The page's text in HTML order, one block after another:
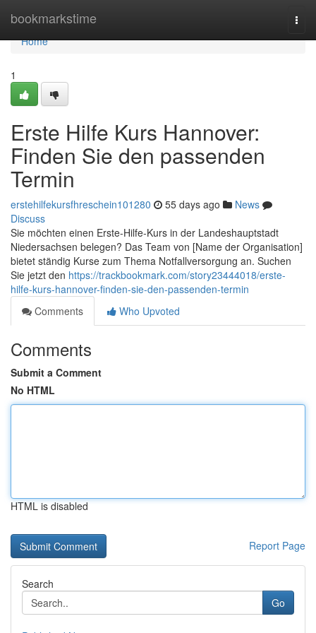
bookmarkstime
Home
Home
1
Erste Hilfe Kurs Hannover:
Finden Sie den passenden
Termin
erstehilfekursfhreschein101280 55 days ago
News
Discuss
Sie möchten einen Erste-Hilfe-Kurs in der Landeshauptstadt
Niedersachsen belegen? Das Team von [Name der Organisation]
bietet ständig Kurse zum Thema Notfallversorgung an. Suchen
Sie jetzt den https://trackbookmark.com/story23444018/erste-
hilfe-kurs-hannover-finden-sie-den-passenden-termin
Comments
Who Upvoted
Comments
Submit a Comment
No HTML
HTML is disabled
Report Page
Search
Go